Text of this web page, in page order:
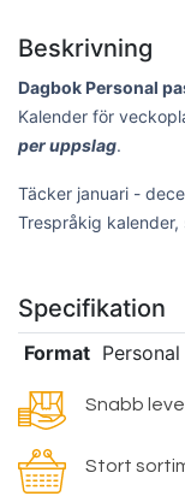
Beskrivning
Dagbok Personal
Kalender för
per uppslag.
Täcker januari -
Trespråkig
Specifikation
Format Personal
Snabb
Stort